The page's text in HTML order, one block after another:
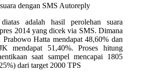
dengan SMS Autoreply
adalah hasil perolehan suara
2014 yang dicek via SMS. Dimana
Prabowo Hatta mendapat 48,60% dan
mendapat 51,40%. Proses hitung
saat sampel mencapai 1805
dari target 2000 TPS